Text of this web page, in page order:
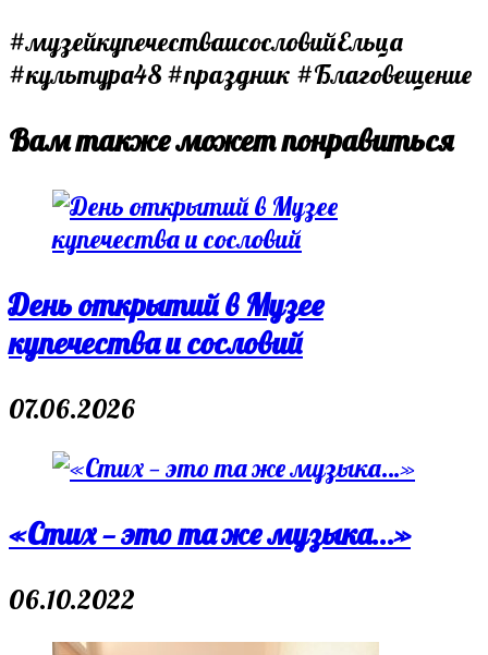
#музейкупечестваисословийЕльца
#культура48 #праздник #Благовещение
Вам также может понравиться
День открытий в Музее
купечества и сословий
07.06.2026
«Стих — это та же музыка…»
06.10.2022